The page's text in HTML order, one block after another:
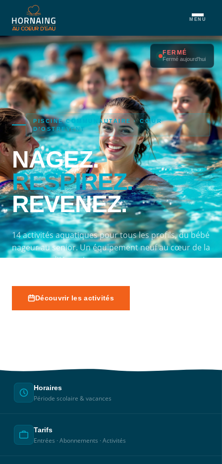
MENU
FERMÉ
Fermé aujourd'hui
PISCINE COMMUNAUTAIRE · CŒUR
D'OSTREVENT
NAGEZ.
RESPIREZ.
REVENEZ.
14 activités aquatiques pour tous les profils, du bébé
nageur au senior. Un équipement neuf au cœur de la
commune d'Hornaing.
Découvrir les activités
Horaires
Période scolaire & vacances
Tarifs
Entrées · Abonnements · Activités